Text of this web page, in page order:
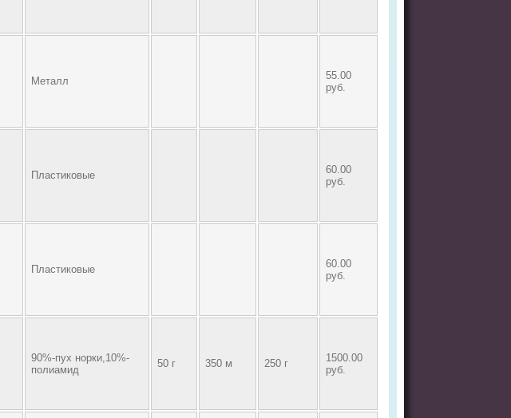
Металл
55.00
руб.
Пластиковые
60.00
руб.
Пластиковые
60.00
руб.
90%-пух норки,10%-
полиамид
50 г 350 м 250 г
1500.00
руб.